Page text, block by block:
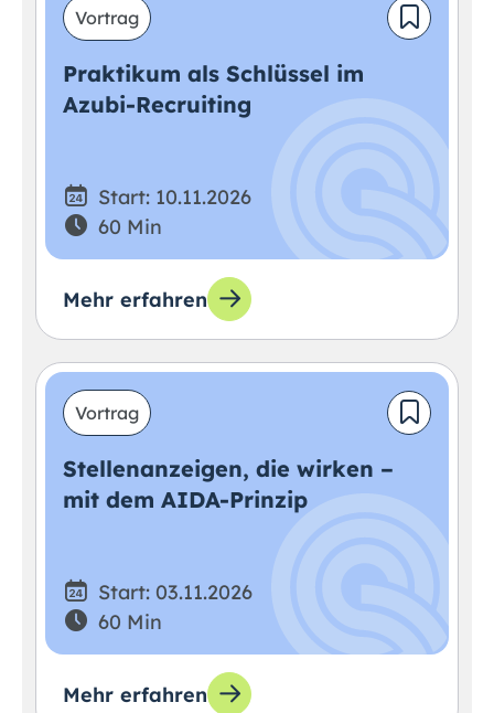
Vortrag
Praktikum als Schlüssel im
Azubi-Recruiting
Start: 10.11.2026
60 Min
Mehr erfahren
Vortrag
Stellenanzeigen, die wirken –
mit dem AIDA-Prinzip
Start: 03.11.2026
60 Min
Mehr erfahren